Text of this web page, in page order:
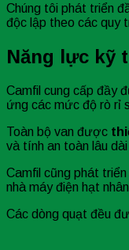
Chúng tôi phát triển
độc lập theo các quy
Năng lực kỹ
Camfil cung cấp đầy
ứng các mức độ rò rỉ
Toàn bộ van được
và tính an toàn lâu
Camfil cũng phát triển
nhà máy điện hạt
Các dòng quạt đều